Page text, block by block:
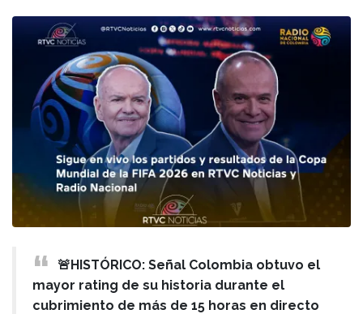
🚨HISTÓRICO: Señal Colombia obtuvo el
mayor rating de su historia durante el
cubrimiento de más de 15 horas en directo